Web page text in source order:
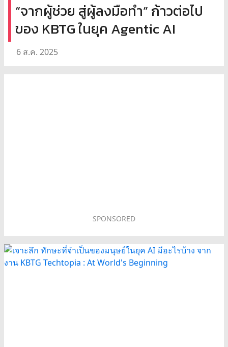
“จากผู้ช่วย สู่ผู้ลงมือทำ” ก้าวต่อไป
ของ KBTG ในยุค Agentic AI
6 ส.ค. 2025
SPONSORED